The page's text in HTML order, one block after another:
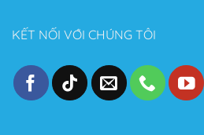
KẾT NỐI VỚI CHÚNG TÔI